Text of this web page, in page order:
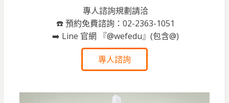
專人諮詢規劃請洽
☎️ 預約免費諮詢：02-2363-1051
➡️ Line 官網 『@wefedu』(包含@)
專人諮詢